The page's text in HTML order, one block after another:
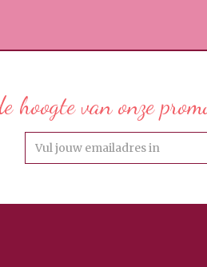
hoogte van onze